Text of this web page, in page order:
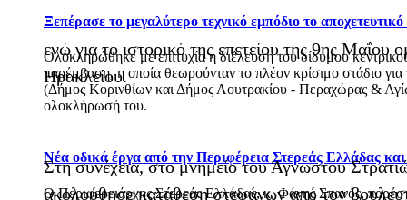
Ξεπέρασε το μεγαλύτερο τεχνικό εμπόδιο το
Ολοκληρώθηκε με επιτυχία η διέλευση του δίδυμου
παρέμβαση, η οποία θεωρούνταν το πλέον κρίσιμο στάδιο
(Δήμος Κορινθίων και Δήμος Λουτρακίου - Περαχώρας &
ολοκλήρωσή του.
Νέα οδικά έργα από την Περιφέρεια Στερεάς Ελλάδας
Ο Περιφερειάρχης Στερεάς Ελλάδας, κ. Φάνης Σπανός,
ενώ για το ιστορικό της επετείου της 9ης
Ηρακλείου.
Στη συνέχεια, στο μνημείο του Άγνωστου
ακολούθησε κατάθεση στεφάνων από τον